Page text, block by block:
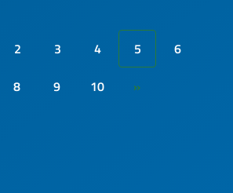
2 3 4 5
6
8 9 10 »